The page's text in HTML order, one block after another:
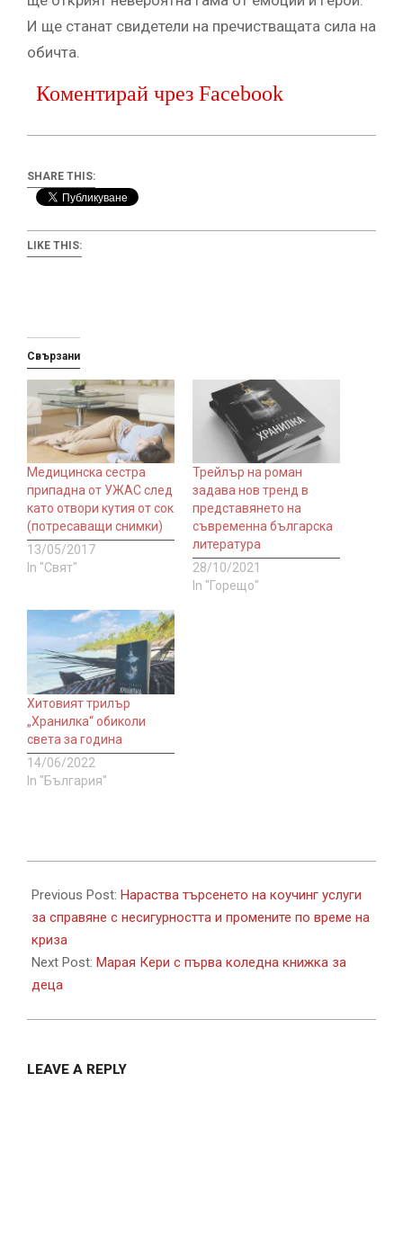
И ще станат свидетели на пречистващата сила на
обичта.
Коментирай чрез Facebook
SHARE THIS:
LIKE THIS:
Свързани
Медицинска сестра
припадна от УЖАС след
като отвори кутия от сок
(потресаващи снимки)
13/05/2017
In "Свят"
Трейлър на роман
задава нов тренд в
представянето на
съвременна българска
литература
28/10/2021
In "Горещо"
Хитовият трилър
„Хранилка“ обиколи
света за година
14/06/2022
In "България"
11-
17
Previous Post: Нараства търсенето на коучинг услуги
за справяне с несигурността и промените по време на
криза
Next Post: Марая Кери с първа коледна книжка за
деца
LEAVE A REPLY